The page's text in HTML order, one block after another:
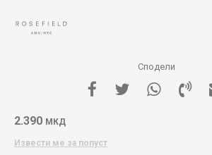
Сподели
2.390 МКД
Извести ме за попуст